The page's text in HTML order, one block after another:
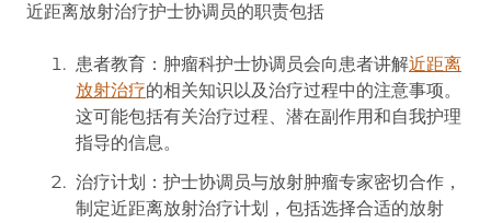
近距离放射治疗护士协调员的职责包括
患者教育：肿瘤科护士协调员会向患者讲解近距离
放射治疗的相关知识以及治疗过程中的注意事项。
这可能包括有关治疗过程、潜在副作用和自我护理
指导的信息。
治疗计划：护士协调员与放射肿瘤专家密切合作，
制定近距离放射治疗计划，包括选择合适的放射